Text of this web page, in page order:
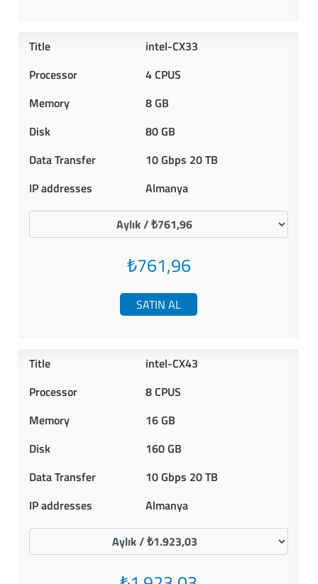
intel-CX33
4 CPUS
8 GB
80 GB
10 Gbps 20 TB
Almanya
₺761,96
SATIN AL
intel-CX43
8 CPUS
16 GB
160 GB
10 Gbps 20 TB
Almanya